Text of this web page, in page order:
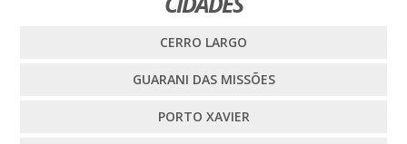
CERRO LARGO
GUARANI DAS MISSÕES
PORTO XAVIER